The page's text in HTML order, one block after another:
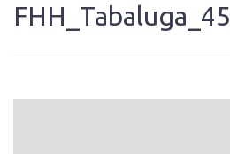
FHH_Tabaluga_45